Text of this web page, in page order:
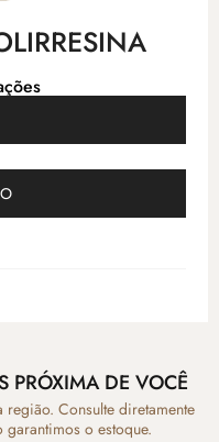
PRÓXIMA DE VOCÊ
Consulte diretamente
o estoque.